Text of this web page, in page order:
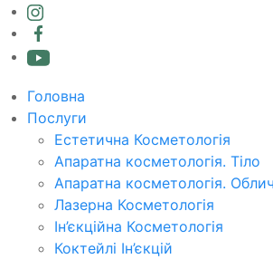
Головна
Послуги
Естетична Косметологія
Апаратна косметологія. Тіло
Апаратна косметологія.
Лазерна Косметологія
Ін’єкційна Косметологія
Коктейлі Ін’єкцій